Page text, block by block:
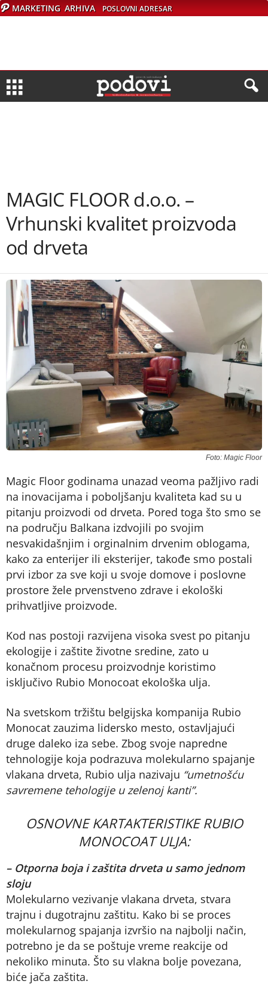
MARKETING ARHIVA POSLOVNI ADRESAR
MAGIC FLOOR d.o.o. –
Vrhunski kvalitet proizvoda
od drveta
Foto: Magic Floor
Magic Floor godinama unazad veoma pažljivo radi
na inovacijama i poboljšanju kvaliteta kad su u
pitanju proizvodi od drveta. Pored toga što smo se
na području Balkana izdvojili po svojim
nesvakidašnjim i orginalnim drvenim oblogama,
kako za enterijer ili eksterijer, takođe smo postali
prvi izbor za sve koji u svoje domove i poslovne
prostore žele prvenstveno zdrave i ekološki
prihvatljive proizvode.
Kod nas postoji razvijena visoka svest po pitanju
ekologije i zaštite životne sredine, zato u
konačnom procesu proizvodnje koristimo
isključivo Rubio Monocoat ekološka ulja.
Na svetskom tržištu belgijska kompanija Rubio
Monocat zauzima lidersko mesto, ostavljajući
druge daleko iza sebe. Zbog svoje napredne
tehnologije koja podrazuva molekularno spajanje
vlakana drveta, Rubio ulja nazivaju “umetnošću
savremene tehologije u zelenoj kanti”.
OSNOVNE KARTAKTERISTIKE RUBIO
MONOCOAT ULJA:
– Otporna boja i zaštita drveta u samo jednom
sloju
Molekularno vezivanje vlakana drveta, stvara
trajnu i dugotrajnu zaštitu. Kako bi se proces
molekularnog spajanja izvršio na najbolji način,
potrebno je da se poštuje vreme reakcije od
nekoliko minuta. Što su vlakna bolje povezana,
biće jača zaštita.